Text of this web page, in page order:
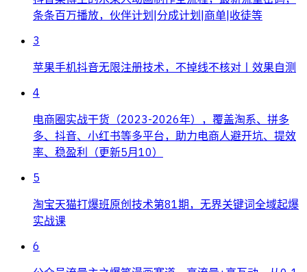
条条百万播放，伙伴计划|分成计划|商单|收徒等
3
苹果手机抖音无限注册技术，不掉线不核对丨效果自测
4
电商圈实战干货（2023-2026年），覆盖淘系、拼多
多、抖音、小红书等多平台，助力电商人避开坑、提效
率、稳盈利（更新5月10）
5
淘宝天猫打爆班原创技术第81期，无界关键词全域起爆
实战课
6